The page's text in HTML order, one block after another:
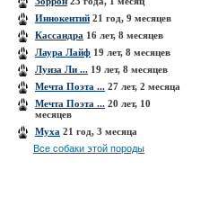
Иннокентий 21 год, 9 месяцев
Кассандра 16 лет, 8 месяцев
Лаура Лайф 19 лет, 8 месяцев
Луиза Ли ... 19 лет, 8 месяцев
Мечта Поэта ... 27 лет, 2 месяца
Мечта Поэта ... 20 лет, 10
месяцев
Муха 21 год, 3 месяца
Все собаки этой породы